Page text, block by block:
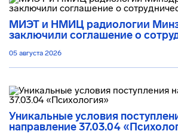
МИЭТ и НМИЦ радиологии
заключили соглашение о
05 августа 2026
Уникальные условия
направление 37.03.04